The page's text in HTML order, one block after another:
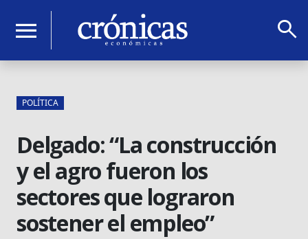
menu search
POLÍTICA
Delgado: “La construcción
y el agro fueron los
sectores que lograron
sostener el empleo”